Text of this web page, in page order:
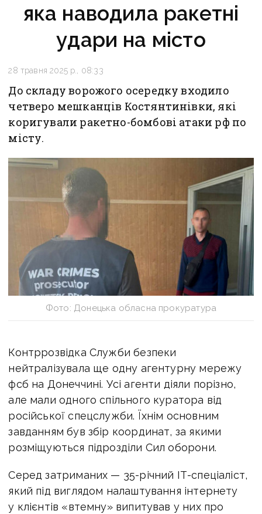
яка наводила ракетні
удари на місто
28 травня 2025 р., 08:33
До складу ворожого осередку входило
четверо мешканців Костянтинівки, які
коригували ракетно-бомбові атаки рф по
місту.
Фото: Донецька обласна прокуратура
Контррозвідка Служби безпеки
нейтралізувала ще одну агентурну мережу
фсб на Донеччині. Усі агенти діяли порізно,
але мали одного спільного куратора від
російської спецслужби. Їхнім основним
завданням був збір координат, за якими
розміщуються підрозділи Сил оборони.
Серед затриманих — 35-річний ІТ-спеціаліст,
який під виглядом налаштування інтернету
у клієнтів «втемну» випитував у них про